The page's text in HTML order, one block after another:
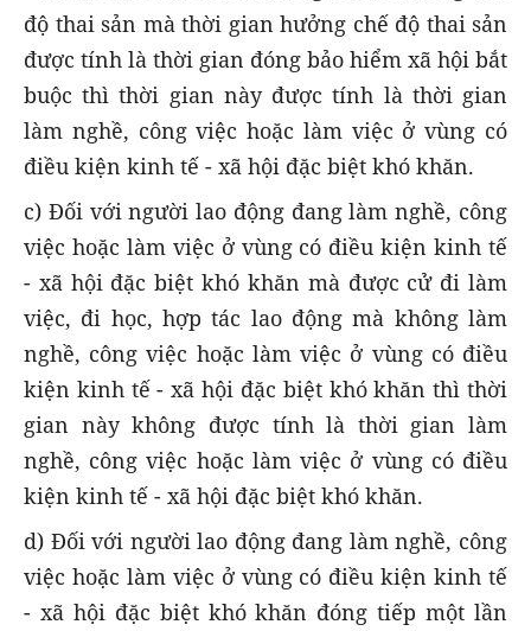
độ thai sản mà thời gian hưởng chế độ thai sản
được tính là thời gian đóng bảo hiểm xã hội bắt
buộc thì thời gian này được tính là thời gian
làm nghề, công việc hoặc làm việc ở vùng có
điều kiện kinh tế - xã hội đặc biệt khó khăn.
c) Đối với người lao động đang làm nghề, công
việc hoặc làm việc ở vùng có điều kiện kinh tế
- xã hội đặc biệt khó khăn mà được cử đi làm
việc, đi học, hợp tác lao động mà không làm
nghề, công việc hoặc làm việc ở vùng có điều
kiện kinh tế - xã hội đặc biệt khó khăn thì thời
gian này không được tính là thời gian làm
nghề, công việc hoặc làm việc ở vùng có điều
kiện kinh tế - xã hội đặc biệt khó khăn.
d) Đối với người lao động đang làm nghề, công
việc hoặc làm việc ở vùng có điều kiện kinh tế
- xã hội đặc biệt khó khăn đóng tiếp một lần